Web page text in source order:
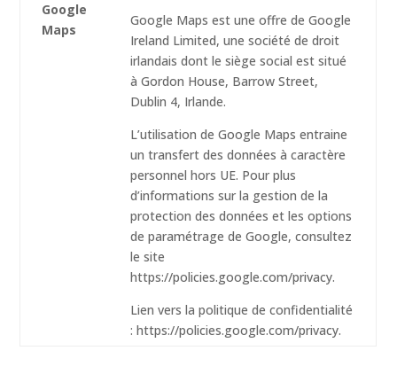
Google
Maps
Google Maps est une offre de Google
Ireland Limited, une société de droit
irlandais dont le siège social est situé
à Gordon House, Barrow Street,
Dublin 4, Irlande.
L’utilisation de Google Maps entraine
un transfert des données à caractère
personnel hors UE. Pour plus
d’informations sur la gestion de la
protection des données et les options
de paramétrage de Google, consultez
le site
https://policies.google.com/privacy.
Lien vers la politique de confidentialité
: https://policies.google.com/privacy.